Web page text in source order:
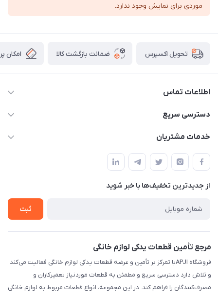
موردی برای نمایش وجود ندارد.
تحویل اکسپرس ضمانت بازگشت کالا امکان
اطلاعات تماس
09106753413
دسترسی سریع
حساب کاربری
لیست محصولات
درباره ما
خدمات مشتریان
قوانین و مقررات
حریم خصوصی
راهنما
از جدید‌ترین تخفیف‌ها با‌ خبر شوید
ثبت
مرجع تأمین قطعات یدکی لوازم خانگی
فروشگاه APJIبا تمرکز بر تأمین و عرضه قطعات یدکی لوازم خانگی فعالیت می‌کند
و تلاش دارد دسترسی سریع و مطمئن به قطعات موردنیاز تعمیرکاران و
مصرف‌کنندگان را فراهم کند. در این مجموعه، انواع قطعات مربوط به لوازم خانگی